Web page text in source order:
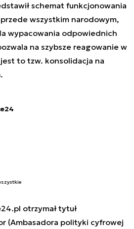
schemat funkcjonowania
wszystkim narodowym,
wypacowania odpowiednich
na szybsze reagowanie w
to tzw. konsolidacja na
otrzymał tytuł
(Ambasadora polityki cyfrowej